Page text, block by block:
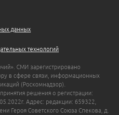
данных
технологий
СМИ зарегистрировано
в сфере связи, информационных
(Роскомнадзор).
решения о регистрации:
Адрес: редакции: 659322,
Героя Советского Союза Спекова, д.